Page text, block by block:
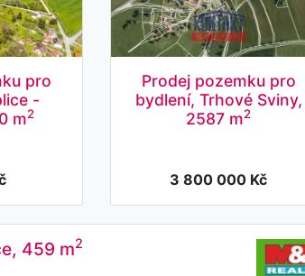
pro
-
m2
Prodej pozemku pro
bydlení, Trhové Sviny,
2587 m2
3 800 000 Kč
459 m2